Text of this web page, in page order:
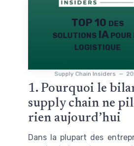
TOP 10 des
solutions IA pour
logistique
Supply Chain Insiders —
1. Pourquoi le
supply chain ne
rien aujourd’hui
Dans la plupart des